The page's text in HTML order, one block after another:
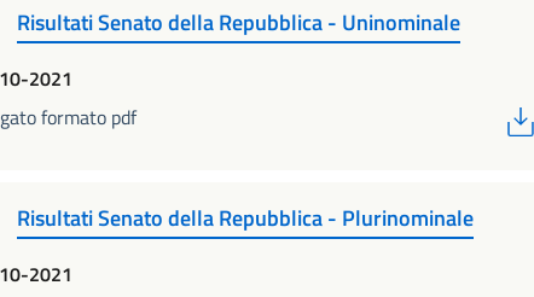
Risultati Senato della Repubblica - Uninominale
2021
formato pdf
Risultati Senato della Repubblica - Plurinominale
2021